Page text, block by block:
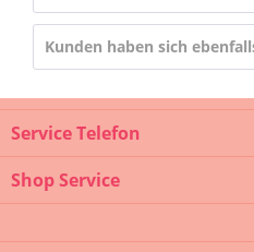
Kunden haben sich
Service Telefon
Shop Service